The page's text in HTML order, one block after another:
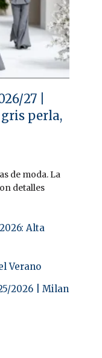
27 |
perla,
de moda. La
detalles
Alta
Verano
2026 | Milan